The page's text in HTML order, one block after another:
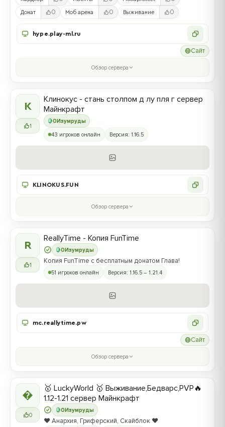
Донат 0 Моб арена 0 Выживание 0
hype.play-ml.ru
Сайт
Обзор сервера
К
1
0Изумруды
Клинокус - стань столпом д лу пля г сервер
Майнкрафт
43 игроков онлайн Версия: 1.16.5
KLINOKUS.FUN
Обзор сервера
R
1
0Изумруды
ReallyTime - Копия FunTime
Копия FunTime с бесплатным донатом Глава!
51 игроков онлайн Версия: 1.16.5 – 1.21.4
mc.reallytime.pw
Сайт
Обзор сервера

0
0Изумруды
🥇 LuckyWorld 🥇 Выживание,Бедварс,PVP🔥
1.12-1.21 сервер Майнкрафт
❤️ Анархия, Гриферский, Скайблок ❤️